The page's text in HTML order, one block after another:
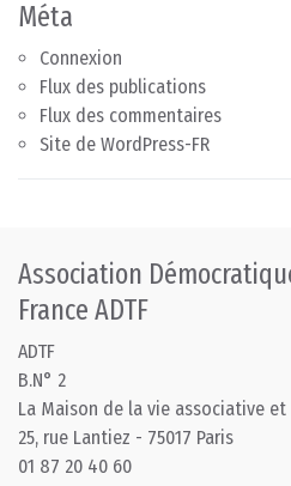
Méta
Connexion
Flux des publications
Flux des commentaires
Site de WordPress-FR
Association
France ADTF
ADTF
B.N° 2
La Maison de la vie associative et
25, rue Lantiez - 75017 Paris
01 87 20 40 60